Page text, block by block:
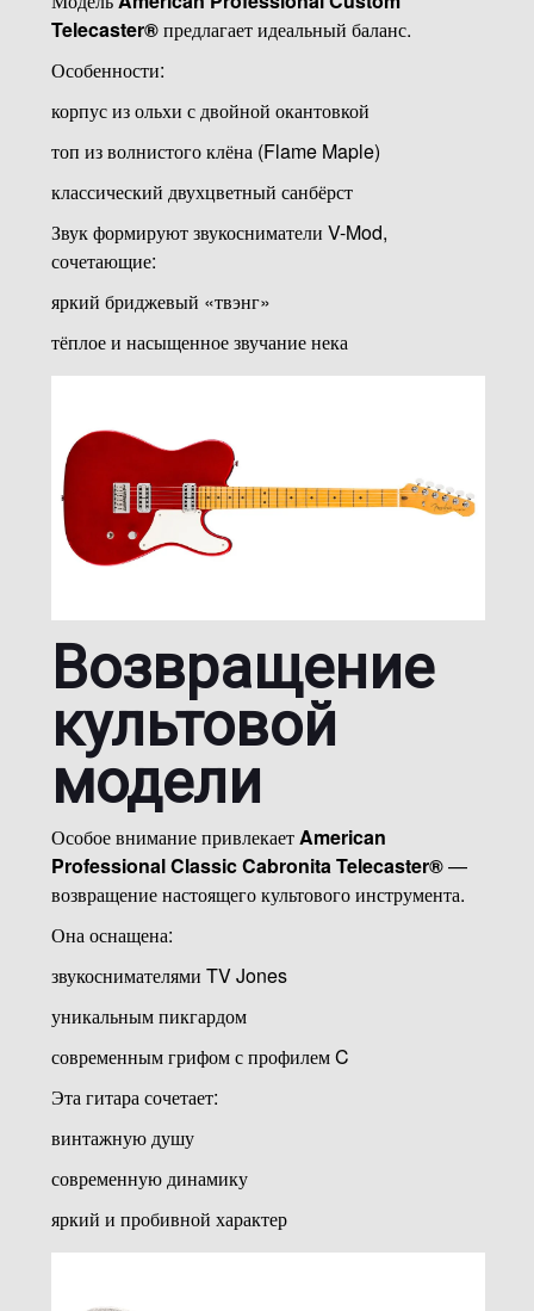
Telecaster®предлагает идеальный баланс.
Особенности:
корпус из ольхи с двойной окантовкой
топ из волнистого клёна (Flame Maple)
классический двухцветный санбёрст
Звук формируют звукосниматели V-Mod,
сочетающие:
яркий бриджевый «твэнг»
тёплое и насыщенное звучание нека
Возвращение
культовой
модели
Особое внимание привлекаетAmerican
Professional Classic Cabronita Telecaster®—
возвращение настоящего культового инструмента.
Она оснащена:
звукоснимателями TV Jones
уникальным пикгардом
современным грифом с профилем C
Эта гитара сочетает:
винтажную душу
современную динамику
яркий и пробивной характер